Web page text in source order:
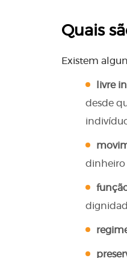
Quais
Existem
livre
desde
dinheiro